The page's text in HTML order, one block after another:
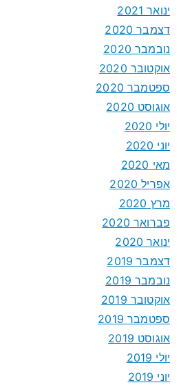
ינואר 2021
דצמבר 2020
נובמבר 2020
אוקטובר 2020
ספטמבר 2020
אוגוסט 2020
יולי 2020
יוני 2020
מאי 2020
אפריל 2020
מרץ 2020
פברואר 2020
ינואר 2020
דצמבר 2019
נובמבר 2019
אוקטובר 2019
ספטמבר 2019
אוגוסט 2019
יולי 2019
יוני 2019